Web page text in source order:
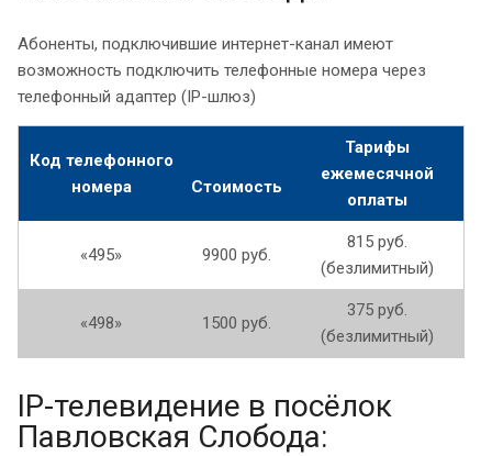
Абоненты, подключившие интернет-канал имеют
возможность подключить телефонные номера через
телефонный адаптер (IP-шлюз)
Код телефонного
номера
Стоимость
Тарифы
ежемесячной
оплаты
«495» 9900 руб.
815 руб.
(безлимитный)
«498» 1500 руб.
375 руб.
(безлимитный)
IP-телевидение в посёлок
Павловская Слобода: